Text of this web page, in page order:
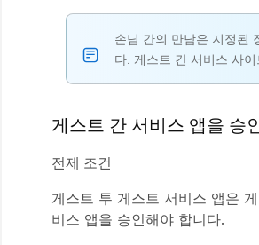
손님 간의 만남은 지정된
다. 게스트 간 서비스 사
게스트 간 서비스 앱을 승
전제 조건
게스트 투 게스트 서비스 앱은
비스 앱을 승인해야 합니다.